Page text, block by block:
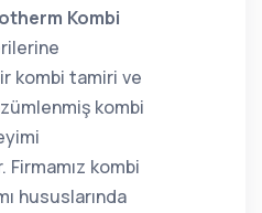
Kombi
kombi tamiri ve
kombi
Firmamız kombi
hususlarında